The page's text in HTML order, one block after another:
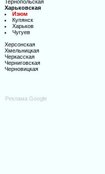
Тернопольская
Харьковская
Изюм
Купянск
Харьков
Чугуев
Херсонская
Хмельницкая
Черкасская
Черниговская
Черновицкая
Реклама Google